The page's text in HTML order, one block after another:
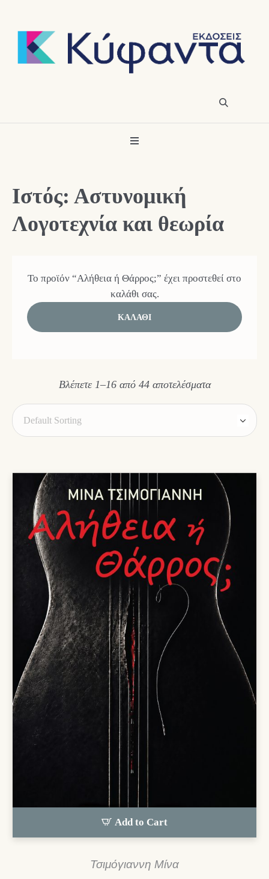
Ιστός: Αστυνομική
Λογοτεχνία και θεωρία
Το προϊόν “Αλήθεια ή Θάρρος;” έχει προστεθεί στο
καλάθι σας.
ΚΑΛΆΘΙ
Βλέπετε 1–16 από 44 αποτελέσματα
Add to Cart
Τσιμόγιαννη Μίνα